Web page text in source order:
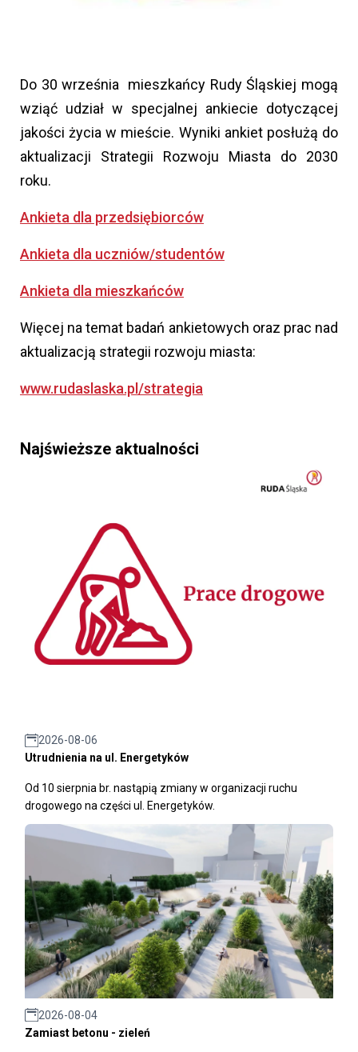
Do 30 września mieszkańcy Rudy Śląskiej mogą
wziąć udział w specjalnej ankiecie dotyczącej
jakości życia w mieście. Wyniki ankiet posłużą do
aktualizacji Strategii Rozwoju Miasta do 2030
roku.
Ankieta dla przedsiębiorców
Ankieta dla uczniów/studentów
Ankieta dla mieszkańców
Więcej na temat badań ankietowych oraz prac nad
aktualizacją strategii rozwoju miasta:
www.rudaslaska.pl/strategia
Najświeższe aktualności
2026-08-06
Utrudnienia na ul. Energetyków
Od 10 sierpnia br. nastąpią zmiany w organizacji ruchu
drogowego na części ul. Energetyków.
2026-08-04
Zamiast betonu - zieleń